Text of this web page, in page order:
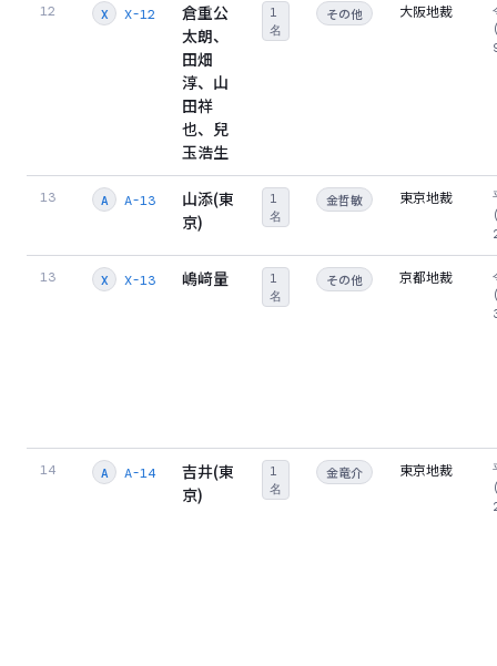
12 X X-12
倉重公
太朗、
田畑
淳、山
田祥
也、兒
玉浩生
1
名
その他 大阪地裁
13 A A-13
山添(東
京)
1
名
金哲敏 東京地裁
13 X X-13 嶋﨑量
1
名
その他 京都地裁
14 A A-14
吉井(東
京)
1
名
金竜介 東京地裁